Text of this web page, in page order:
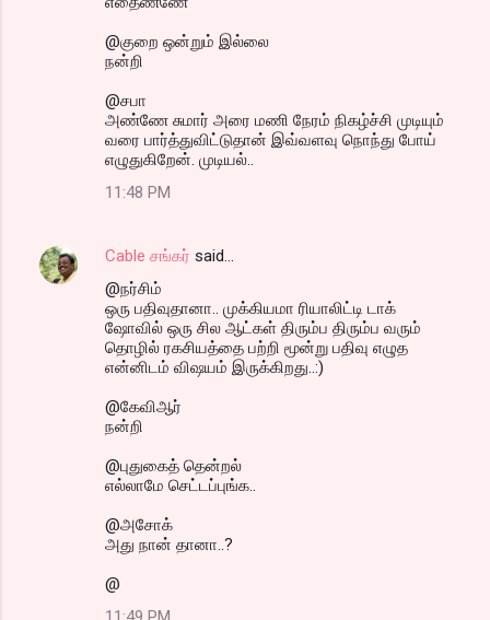
@குறை ஒன்றும் இல்லை
நன்றி
@சபா
அண்ணே சுமார் அரை மணி நேரம் நிகழ்ச்சி முடியும்
வரை பார்த்துவிட்டுதான் இவ்வளவு நொந்து போய்
எழுதுகிறேன். முடியல்..
11:48 PM
Cable சங்கர் said…
@நர்சிம்
ஒரு பதிவுதானா.. முக்கியமா ரியாலிட்டி டாக்
ஷோவில் ஒரு சில ஆட்கள் திரும்ப திரும்ப வரும்
தொழில் ரகசியத்தை பற்றி மூன்று பதிவு எழுத
என்னிடம் விஷயம் இருக்கிறது..:)
@கேவிஆர்
நன்றி
@புதுகைத் தென்றல்
எல்லாமே செட்டப்புங்க..
@அசோக்
அது நான் தானா..?
@